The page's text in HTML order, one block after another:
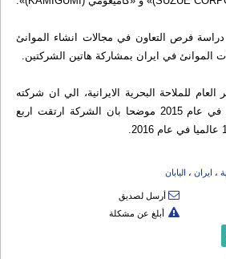
فرص التعاون في مجالات انشاء الموانئ
الموانئ في ايران بمشاركة هاتين الشركتين.
للملاحة البحرية الايرانية، الي ان شركته
احتلت المركز ال23 عالميا في عام 2015 موضحا بان الشركة ارتقت اربع
، ایران ، الیابان
أرسل لصديق
أبلغ عن مشكلة